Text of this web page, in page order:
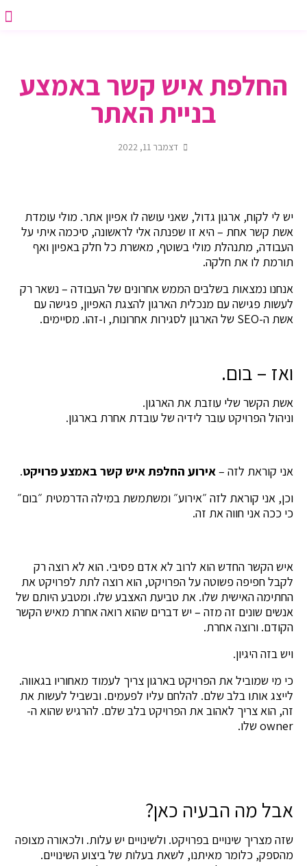
החלפת איש קשר באמצע
בניית האתר
דצמבר 11, 2022
יש לי לקוח, ארגון גדול, שאני עושה לו אפיון אתר. מולי עומדת
אשת קשר אחת – היא זו שפנתה אלי לראשונה, סיכמה איתי על
העבודה, מתנהלת מולי בשוטף, מאשרת כל חלק באפיון ואף
תורמת לו את חלקה.
אנחנו נמצאות בשלבים הממש אחרונים של העבודה – נשאר רק
לעשות פגישה עם מנכלית הארגון להצגת האפיון, פגישה עם
אשת ה-SEO של הארגון לסגירות אחרונות, ו-זהו. מסיימים.
ואז – בום.
אשת הקשר שלי עוזבת את הארגון.
וניהול הפרויקט עובר לידיה של עובדת אחרת בארגון.
אני קוראת לזה –אירוע החלפת איש קשר באמצע פרויקט.
וכן, אני קוראת לזה ״אירוע״ ומשתמשת במילה הדרמטית ״בום״
כי ככה אני חווה את זה.
איש הקשר החדש הוא לרוב לא אדם פסיבי. הוא לא רוצה רק
לקבל חפיפה פשוטה על הפרויקט, הוא רוצה לתת לפרויקט את
החתימה האישית שלו. את טביעת האצבע שלו. ומטבע היותם של
אנשים שונים זה מזה – יש דברים שהוא רואה אחרת מאיש הקשר
הקודם. ורוצה אחרת.
ויש בזה היגיון.
כי מי שמוביל את הפרויקט בארגון צריך לעמוד מאחוריו בגאווה.
לייצג אותו בלב שלם. להלחם עליו לפעמים. ובשביל לעשות את
זה, הוא צריך לאהוב את הפרויקט בלב שלם. להרגיש שהוא ה-
owner שלו.
אבל מה הבעיה כאן?
שזה מצריך שינויים בפרויקט. ולשינויים יש עלות. ולכאורה מצופה
מהספק, כלומר מאיתנו, לשאת בעלות של ביצוע השינויים.